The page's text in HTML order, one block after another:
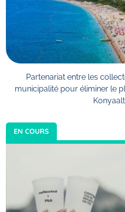
Partenariat entre les
municipalité pour éliminer le
EN COURS